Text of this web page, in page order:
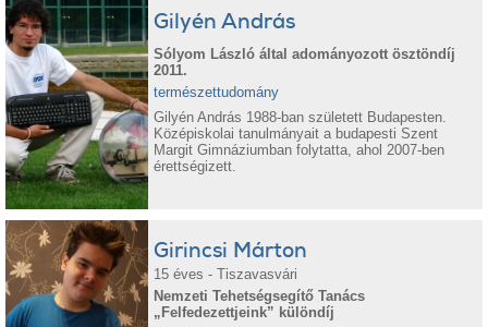
Gilyén András
Sólyom László által adományozott ösztöndíj
2011.
természettudomány
Gilyén András 1988-ban született Budapesten.
Középiskolai tanulmányait a budapesti Szent
Margit Gimnáziumban folytatta, ahol 2007-ben
érettségizett.
Girincsi Márton
15 éves - Tiszavasvári
Nemzeti Tehetségsegítő Tanács
„Felfedezettjeink” különdíj